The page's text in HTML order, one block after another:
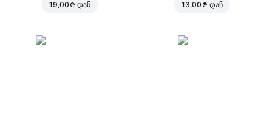
19,00 ₾ დან 13,00 ₾ დან